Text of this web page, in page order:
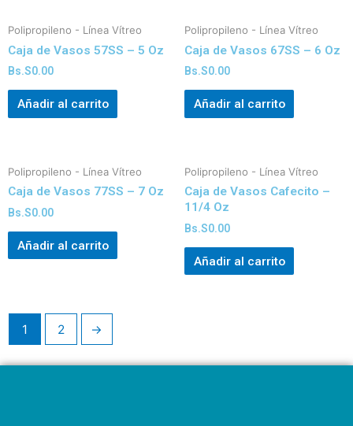
Polipropileno - Línea Vítreo
Caja de Vasos 57SS – 5 Oz
Bs.S0.00
Añadir al carrito
Polipropileno - Línea Vítreo
Caja de Vasos 67SS – 6 Oz
Bs.S0.00
Añadir al carrito
Polipropileno - Línea Vítreo
Caja de Vasos 77SS – 7 Oz
Bs.S0.00
Añadir al carrito
Polipropileno - Línea Vítreo
Caja de Vasos Cafecito –
11/4 Oz
Bs.S0.00
Añadir al carrito
1 2 →